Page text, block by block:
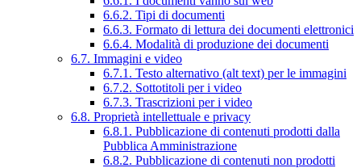
6.6.2. Tipi di documenti
6.6.3. Formato di lettura dei documenti elettronici
6.6.4. Modalità di produzione dei documenti
6.7. Immagini e video
6.7.1. Testo alternativo (alt text) per le immagini
6.7.2. Sottotitoli per i video
6.7.3. Trascrizioni per i video
6.8. Proprietà intellettuale e privacy
6.8.1. Pubblicazione di contenuti prodotti dalla
Pubblica Amministrazione
6.8.2. Pubblicazione di contenuti non prodotti